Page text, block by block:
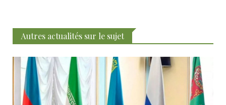
Autres actualités sur le sujet